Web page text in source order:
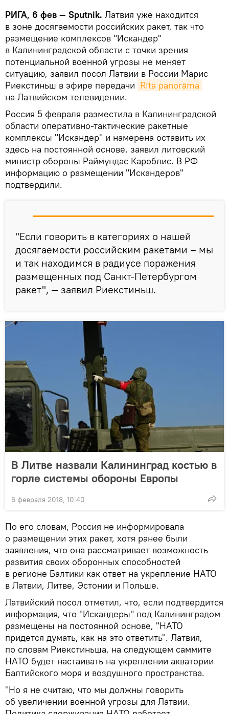
РИГА, 6 фев — Sputnik. Латвия уже находится
в зоне досягаемости российских ракет, так что
размещение комплексов "Искандер"
в Калининградской области с точки зрения
потенциальной военной угрозы не меняет
ситуацию, заявил посол Латвии в России Марис
Риекстиньш в эфире передачи Rīta panorāma
на Латвийском телевидении.
Россия 5 февраля разместила в Калининградской
области оперативно-тактические ракетные
комплексы "Искандер" и намерена оставить их
здесь на постоянной основе, заявил литовский
министр обороны Раймундас Кароблис. В РФ
информацию о размещении "Искандеров"
подтвердили.
"Если говорить в категориях о нашей
досягаемости российским ракетами – мы
и так находимся в радиусе поражения
размещенных под Санкт-Петербургом
ракет", — заявил Риекстиньш.
В Литве назвали Калининград костью в
горле системы обороны Европы
6 февраля 2018, 10:40
По его словам, Россия не информировала
о размещении этих ракет, хотя ранее были
заявления, что она рассматривает возможность
развития своих оборонных способностей
в регионе Балтики как ответ на укрепление НАТО
в Латвии, Литве, Эстонии и Польше.
Латвийский посол отметил, что, если подтвердится
информация, что "Искандеры" под Калининградом
размещены на постоянной основе, "НАТО
придется думать, как на это ответить". Латвия,
по словам Риекстиньша, на следующем саммите
НАТО будет настаивать на укреплении акватории
Балтийского моря и воздушного пространства.
"Но я не считаю, что мы должны говорить
об увеличении военной угрозы для Латвии.